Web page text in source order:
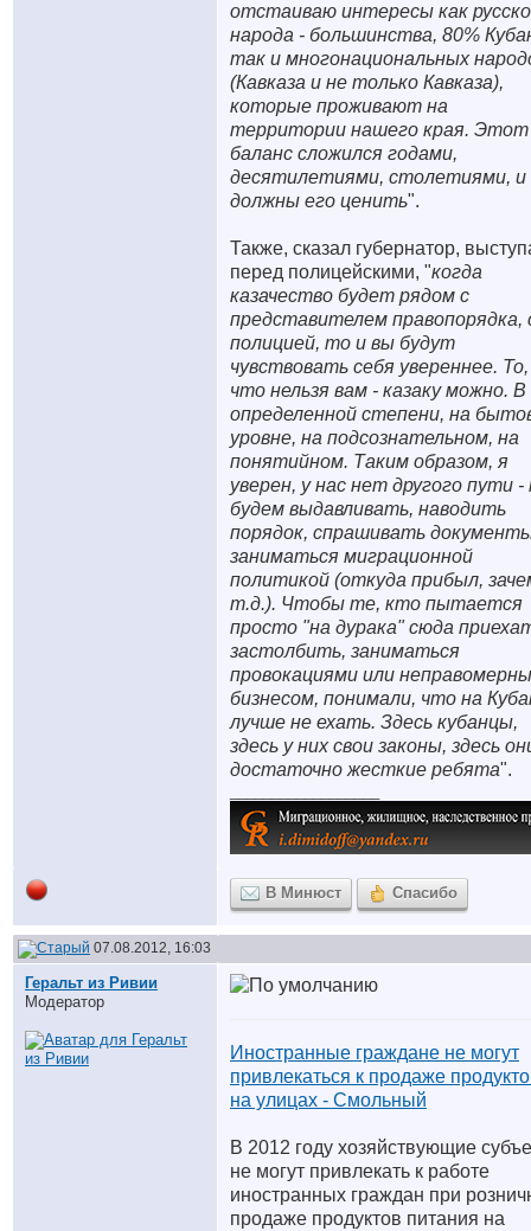
отстаиваю интересы как
народа - большинства, 80%
так и многонациональных
(Кавказа и не только Кавказа),
которые проживают на
территории нашего края. Этот
баланс сложился годами,
десятилетиями, столетиями,
должны его ценить".
Также, сказал губернатор,
перед полицейскими, "когда
казачество будет рядом с
представителем правопорядка,
полицией, то и вы будут
чувствовать себя увереннее. То,
что нельзя вам - казаку можно. В
определенной степени, на
уровне, на подсознательном, на
понятийном. Таким образом, я
уверен, у нас нет другого пути
будем выдавливать, наводить
порядок, спрашивать
заниматься миграционной
политикой (откуда прибыл,
т.д.). Чтобы те, кто пытается
просто "на дурака" сюда
застолбить, заниматься
провокациями или
бизнесом, понимали, что на
лучше не ехать. Здесь кубанцы,
здесь у них свои законы, здесь
достаточно жесткие ребята".
В Минюст Спасибо
07.08.2012, 16:03
Геральт из Ривии
Модератор
Иностранные граждане не могут
привлекаться к продаже
на улицах - Смольный
В 2012 году хозяйствующие
не могут привлекать к работе
иностранных граждан при
продаже продуктов питания на